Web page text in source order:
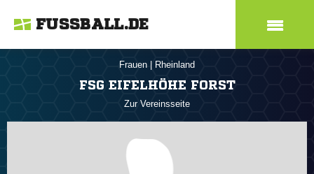
FUSSBALL.DE
Frauen Rheinland
FSG EIFELHÖHE FORST
Zur Vereinsseite